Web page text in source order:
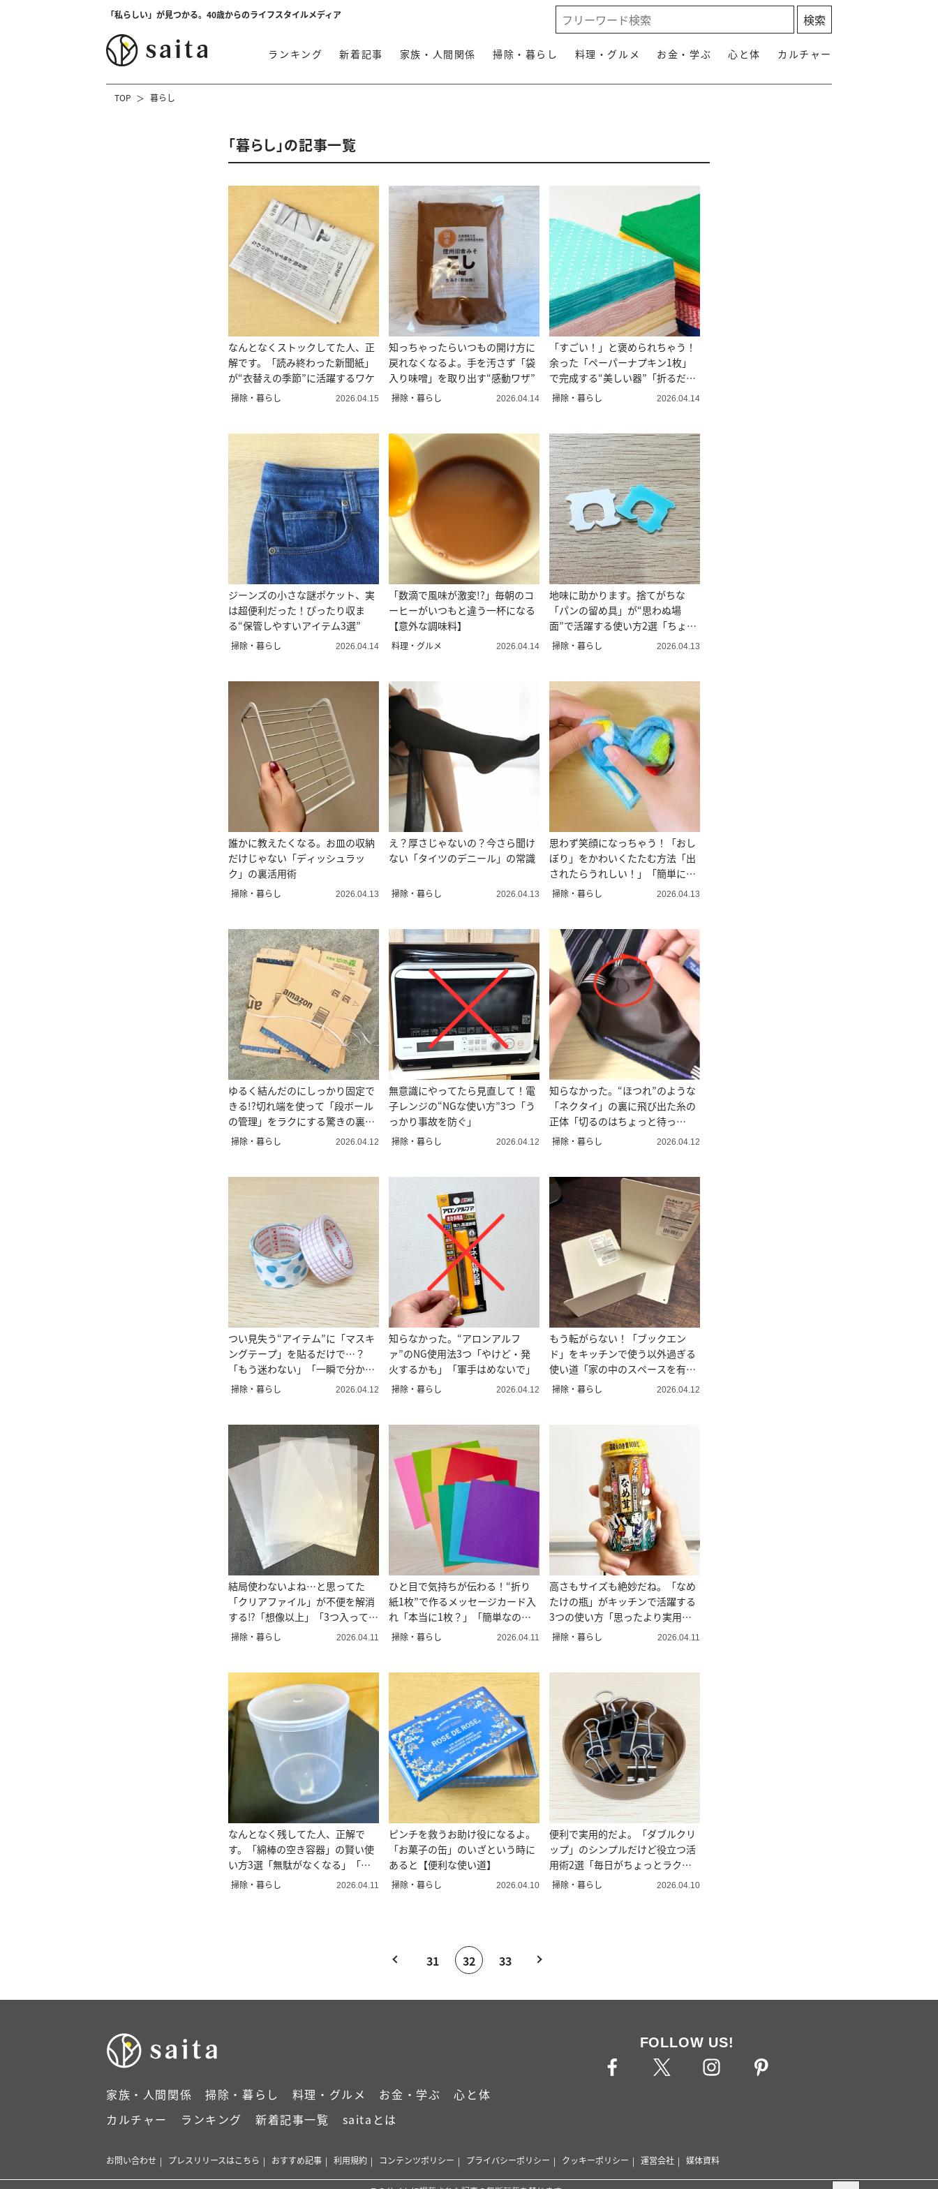
「私らしい」が見つかる。40歳からのライフスタイルメディア
ランキング 新着記事 家族・人間関係 掃除・暮らし 料理・グルメ お金・学ぶ 心と体 カルチャー
TOP 暮らし
「暮らし」の記事一覧
なんとなくストックしてた人、正
解です。「読み終わった新聞紙」
が“衣替えの季節”に活躍するワケ
掃除・暮らし 2026.04.15
知っちゃったらいつもの開け方に
戻れなくなるよ。手を汚さず「袋
入り味噌」を取り出す“感動ワザ”
掃除・暮らし 2026.04.14
「すごい！」と褒められちゃう！
余った「ペーパーナプキン1枚」
で完成する“美しい器”「折るだけ
簡単」
掃除・暮らし 2026.04.14
ジーンズの小さな謎ポケット、実
は超便利だった！ぴったり収ま
る“保管しやすいアイテム3選”
掃除・暮らし 2026.04.14
「数滴で風味が激変!?」毎朝のコ
ーヒーがいつもと違う一杯になる
【意外な調味料】
料理・グルメ 2026.04.14
地味に助かります。捨てがちな
「パンの留め具」が“思わぬ場
面”で活躍する使い方2選「ちょい
置きがラク」
掃除・暮らし 2026.04.13
誰かに教えたくなる。お皿の収納
だけじゃない「ディッシュラッ
ク」の裏活用術
掃除・暮らし 2026.04.13
え？厚さじゃないの？今さら聞け
ない「タイツのデニール」の常識
掃除・暮らし 2026.04.13
思わず笑顔になっちゃう！「おし
ぼり」をかわいくたたむ方法「出
されたらうれしい！」「簡単にで
きる」
掃除・暮らし 2026.04.13
ゆるく結んだのにしっかり固定で
きる!?切れ端を使って「段ボール
の管理」をラクにする驚きの裏ワ
ザ
掃除・暮らし 2026.04.12
無意識にやってたら見直して！電
子レンジの“NGな使い方”3つ「う
っかり事故を防ぐ」
掃除・暮らし 2026.04.12
知らなかった。“ほつれ”のような
「ネクタイ」の裏に飛び出た糸の
正体「切るのはちょっと待っ
て！」
掃除・暮らし 2026.04.12
つい見失う“アイテム”に「マスキ
ングテープ」を貼るだけで…？
「もう迷わない」「一瞬で分か
る」
掃除・暮らし 2026.04.12
知らなかった。“アロンアルフ
ァ”のNG使用法3つ「やけど・発
火するかも」「軍手はめないで」
掃除・暮らし 2026.04.12
もう転がらない！「ブックエン
ド」をキッチンで使う以外過ぎる
使い道「家の中のスペースを有効
活用」
掃除・暮らし 2026.04.12
結局使わないよね…と思ってた
「クリアファイル」が不便を解消
する⁉︎「想像以上」「3つ入って実
用的！」
掃除・暮らし 2026.04.11
ひと目で気持ちが伝わる！“折り
紙1枚”で作るメッセージカード入
れ「本当に1枚？」「簡単なのに
可愛い」
掃除・暮らし 2026.04.11
高さもサイズも絶妙だね。「なめ
たけの瓶」がキッチンで活躍する
3つの使い方「思ったより実用
的！」
掃除・暮らし 2026.04.11
なんとなく残してた人、正解で
す。「綿棒の空き容器」の賢い使
い方3選「無駄がなくなる」「ち
ょうどいい」
掃除・暮らし 2026.04.11
ピンチを救うお助け役になるよ。
「お菓子の缶」のいざという時に
あると【便利な使い道】
掃除・暮らし 2026.04.10
便利で実用的だよ。「ダブルクリ
ップ」のシンプルだけど役立つ活
用術2選「毎日がちょっとラク
に」
掃除・暮らし 2026.04.10
31 32 33
家族・人間関係 掃除・暮らし 料理・グルメ お金・学ぶ
心と体
カルチャー
ランキング 新着記事一覧 saitaとは
FOLLOW US!
お問い合わせ プレスリリースはこちら おすすめ記事 利用規約 コンテンツポリシー プライバシーポリシー クッキーポリシー 運営会社 媒体資料